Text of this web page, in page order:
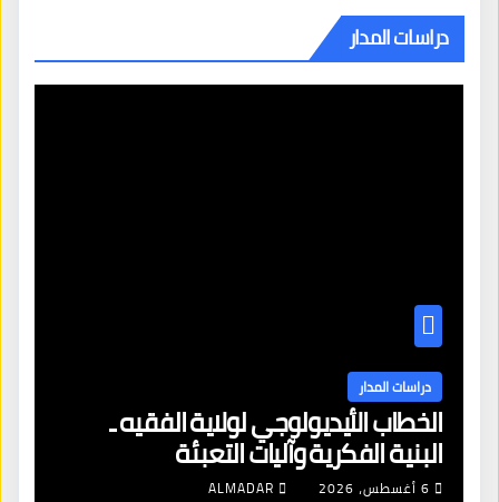
دراسات المدار
دراسات المدار
الخطاب الأيديولوجي لولاية الفقيه ـ
البنية الفكرية وآليات التعبئة
6 أغسطس، 2026 ALMADAR